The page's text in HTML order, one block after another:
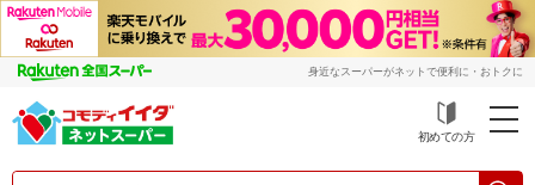
身近なスーパーがネットで便利に・おトクに
初めての方